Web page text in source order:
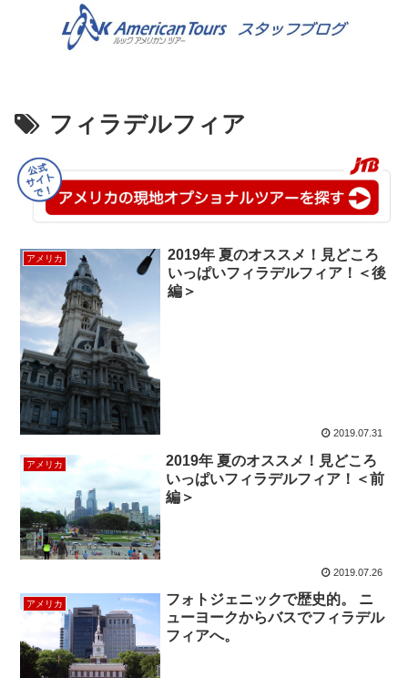
フィラデルフィア
アメリカ
2019年 夏のオススメ！見どころ
いっぱいフィラデルフィア！＜後
編＞
2019.07.31
アメリカ
2019年 夏のオススメ！見どころ
いっぱいフィラデルフィア！＜前
編＞
2019.07.26
アメリカ
フォトジェニックで歴史的。 ニ
ューヨークからバスでフィラデル
フィアへ。